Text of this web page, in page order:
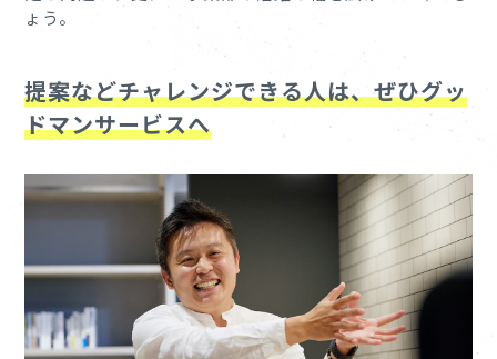
ょう。
提案などチャレンジできる人は、ぜひグッ
ドマンサービスへ